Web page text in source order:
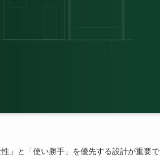
」と「使い勝手」を優先する設計が重要で